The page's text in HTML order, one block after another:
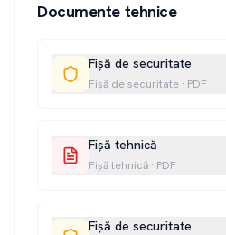
Documente tehnice
Fișă de securitate
Fișă de securitate · PDF
Fișă tehnică
Fișă tehnică · PDF
Fișă de securitate